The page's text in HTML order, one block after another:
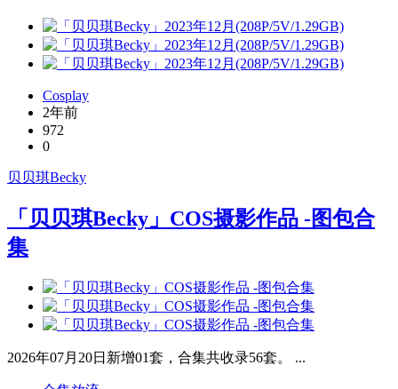
Cosplay
2年前
972
0
贝贝琪Becky
「贝贝琪Becky」COS摄影作品 -图包合
集
2026年07月20日新增01套，合集共收录56套。 ...